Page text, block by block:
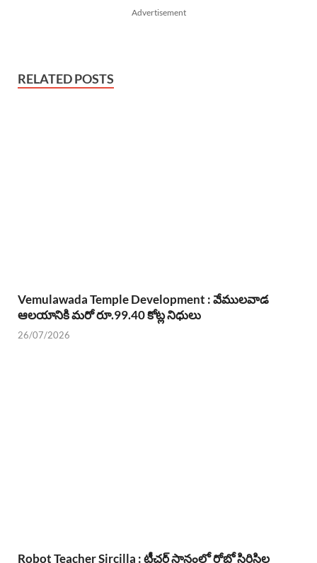
Advertisement
RELATED POSTS
Vemulawada Temple Development : వేములవాడ
ఆలయానికి మరో రూ.99.40 కోట్ల నిధులు
26/07/2026
Robot Teacher Sircilla : టీచర్ స్థానంలో రోబో సిరిసిల్ల